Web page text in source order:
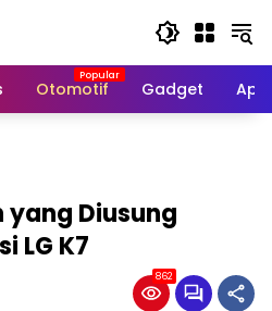
Otomotif Gadget
Diusung
LG K7
862